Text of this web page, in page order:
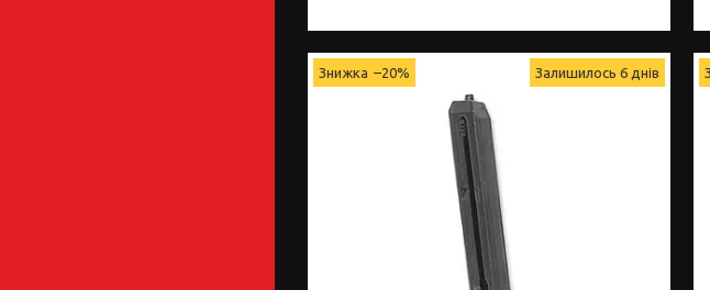
–20% Залишилось 6 днів